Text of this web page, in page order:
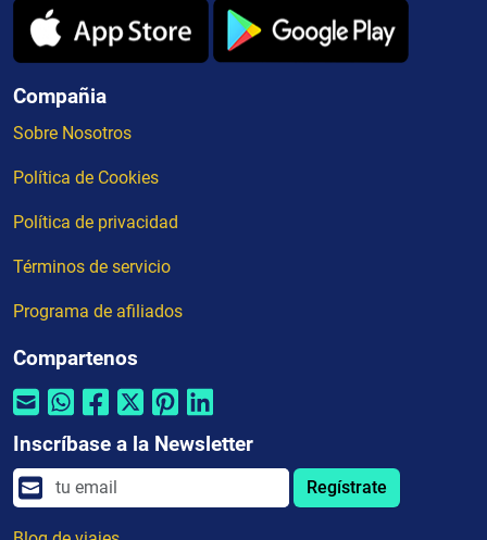
Compañia
Sobre Nosotros
Política de Cookies
Política de privacidad
Términos de servicio
Programa de afiliados
Compartenos
Inscríbase a la Newsletter
Regístrate